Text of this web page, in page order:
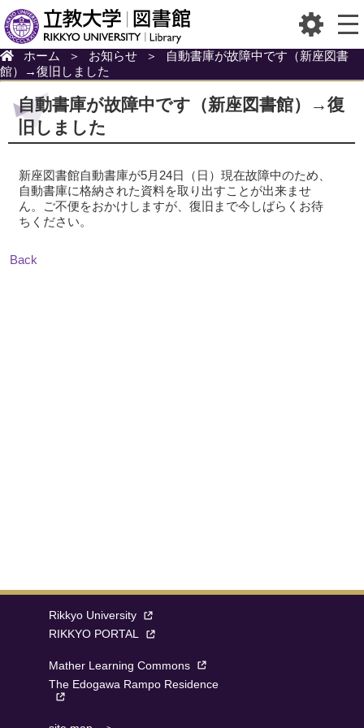
ホーム ＞ お知らせ ＞
自動書庫が故障中です（新座図書
館）→復旧しました
自動書庫が故障中です（新座図書館）→復
旧しました
新座図書館自動書庫が5月24日（日）現在故障中のため、
自動書庫に格納された資料を取り出すことが出来ませ
ん。ご不便をおかけしますが、復旧まで今しばらくお待
ちください。
Back
Rikkyo University
RIKKYO PORTAL
Mather Learning Commons
The Edogawa Rampo Residence